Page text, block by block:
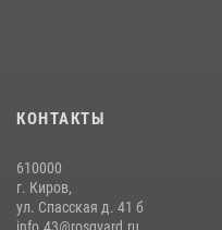
В Кирове и Кирово-Чепецке
подозреваемых в хулиганстве
КОНТАКТЫ
610000
г. Киров,
ул. Спасская д. 41 б
info.43@rosgvard.ru